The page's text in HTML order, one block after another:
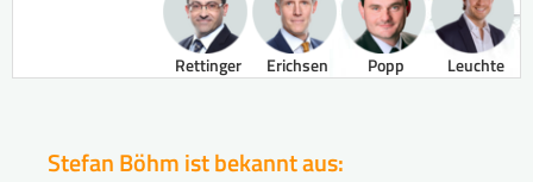
Rettinger Erichsen Popp Leuchte
Stefan Böhm ist bekannt aus: